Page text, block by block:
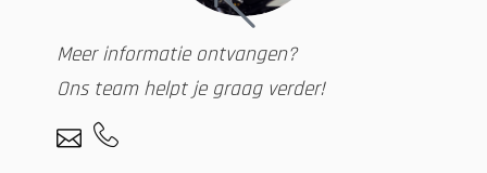
Meer informatie ontvangen?
Ons team helpt je graag verder!